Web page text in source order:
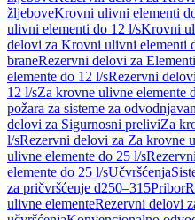
žljeboveKrovni ulivni elementi
ulivni elementi do 12 l/sKrovni
delovi za Krovni ulivni elementi
braneRezervni delovi za
elemente do 12 l/sRezervni
12 l/sZa krovne ulivne elemente
požara za sisteme za
delovi za Sigurnosni preliviZa
l/sRezervni delovi za Za krovne
ulivne elemente do 25 l/s
elemente do 25 l/sUčvršćenja
za pričvršćenje d250–315Pribor
ulivne elementeRezervni delovi